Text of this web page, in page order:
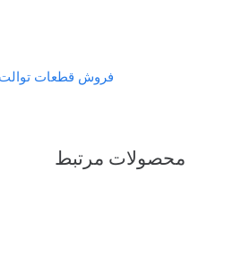
فروش قطعات توالت
محصولات مرتبط